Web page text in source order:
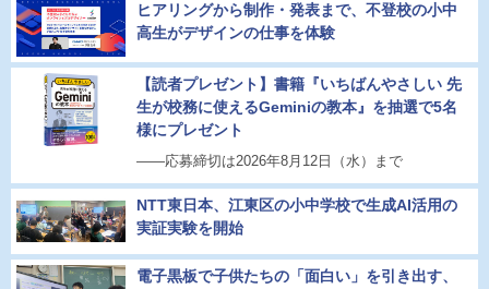
ヒアリングから制作・発表まで、不登校の小中
高生がデザインの仕事を体験
【読者プレゼント】書籍『いちばんやさしい 先
生が校務に使えるGeminiの教本』を抽選で5名
様にプレゼント
――応募締切は2026年8月12日（水）まで
NTT東日本、江東区の小中学校で生成AI活用の
実証実験を開始
電子黒板で子供たちの「面白い」を引き出す、